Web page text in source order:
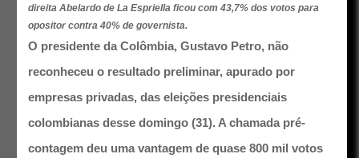
direita Abelardo de La Espriella ficou com 43,7% dos votos para
opositor contra 40% de governista.
O presidente da Colômbia, Gustavo Petro, não
reconheceu o resultado preliminar, apurado por
empresas privadas, das eleições presidenciais
colombianas desse domingo (31). A chamada pré-
contagem deu uma vantagem de quase 800 mil votos